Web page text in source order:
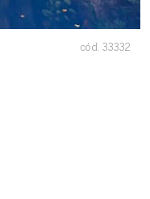
cód. 33332